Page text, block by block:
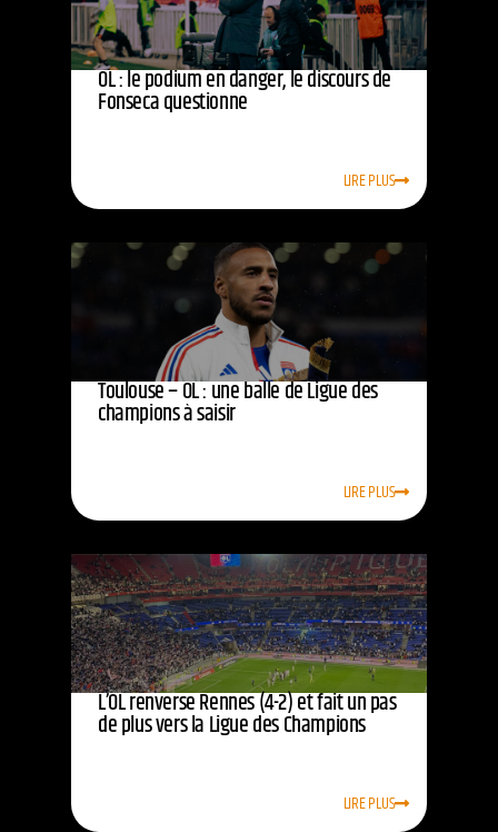
OL : le podium en danger, le discours de
Fonseca questionne
LIRE PLUS
Toulouse – OL : une balle de Ligue des
champions à saisir
LIRE PLUS
L’OL renverse Rennes (4-2) et fait un pas
de plus vers la Ligue des Champions
LIRE PLUS